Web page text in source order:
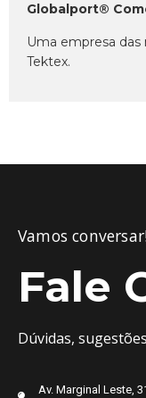
Globalport®
Uma empresa
Tektex.
Vamos
Fale
Dúvidas,
Av. Marginal Leste,